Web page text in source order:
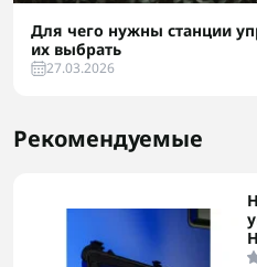
Для чего нужны станции
их выбрать
27.03.2026
Рекомендуемые